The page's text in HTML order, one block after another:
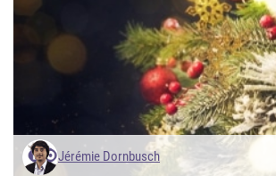
Jérémie Dornbusch